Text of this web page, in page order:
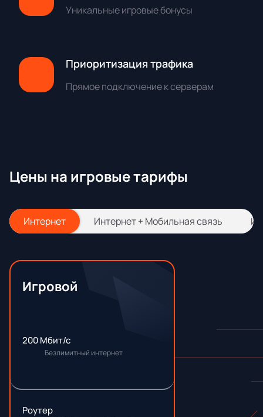
Уникальные игровые бонусы
Приоритизация трафика
Прямое подключение к серверам
Цены на игровые тарифы
Интернет Интернет + Мобильная связь
Игровой
200 Мбит/с
Безлимитный интернет
Роутер